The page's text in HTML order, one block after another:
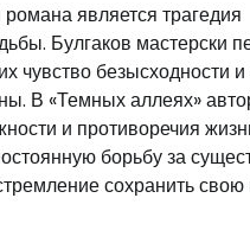
является трагедия
Булгаков мастерски
чувство безысходности
В «Темных аллеях»
и противоречия
борьбу за
сохранить свою